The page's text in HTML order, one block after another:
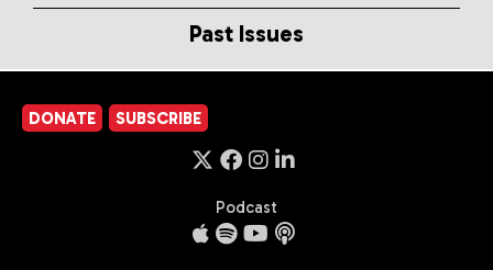
Past Issues
DONATE SUBSCRIBE
Podcast